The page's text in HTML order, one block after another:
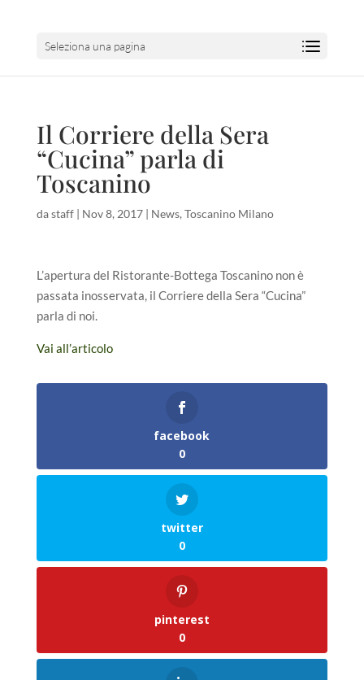
Seleziona una pagina
Il Corriere della Sera
“Cucina” parla di
Toscanino
dastaff| Nov 8, 2017| News, Toscanino Milano
L’apertura del Ristorante-Bottega Toscanino non è
passata inosservata, il Corriere della Sera “Cucina”
parla di noi.
Vai all’articolo
facebook
0
twitter
0
pinterest
0